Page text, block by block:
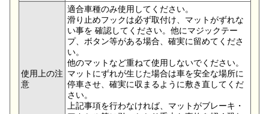
使用上の注
意
適合車種のみ使用してください。
滑り止めフックは必ず取付け、マットがずれな
い事を 確認してください。他にマジックテー
プ、ボタン等がある場合、確実に留めてくださ
い。
他のマットなど重ねて使用しないでください。
マットにずれが生じた場合は車を安全な場所に
停車させ、確実に収まるように敷き直してくだ
さい。
上記事項を行わなければ、マットがブレーキ・